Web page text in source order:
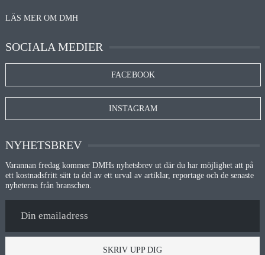
LÄS MER OM DMH
SOCIALA MEDIER
FACEBOOK
INSTAGRAM
NYHETSBREV
Varannan fredag kommer DMHs nyhetsbrev ut där du har möjlighet att på
ett kostnadsfritt sätt ta del av ett urval av artiklar, reportage och de senaste
nyheterna från branschen.
SKRIV UPP DIG